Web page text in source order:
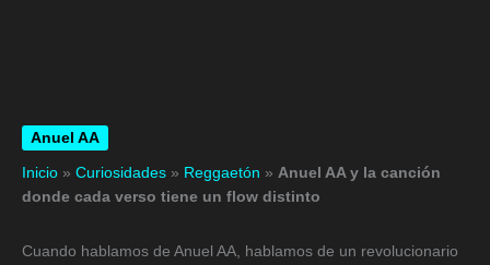
Anuel AA
Inicio » Curiosidades » Reggaetón » Anuel AA y la canción
donde cada verso tiene un flow distinto
Cuando hablamos de Anuel AA, hablamos de un revolucionario